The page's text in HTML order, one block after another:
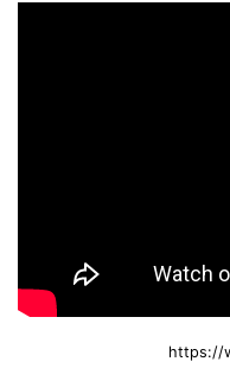
https://